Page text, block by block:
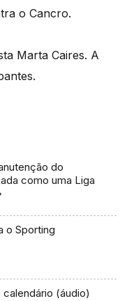
o Cancro.
Marta Caires. A
do
como uma Liga
o Sporting
(áudio)